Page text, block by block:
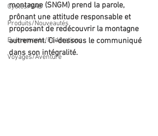
Cycles/VAE
Produits/Nouveautés
Evénements/Fédérations
Voyages/Aventure
montagne (SNGM) prend la parole,
prônant une attitude responsable et
proposant de redécouvrir la montagne
autrement. Ci-dessous le communiqué
dans son intégralité.